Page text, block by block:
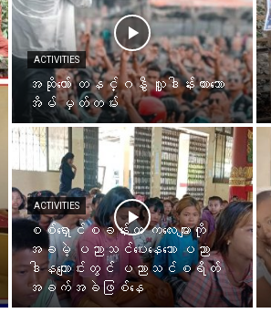
ACTIVITIES
အဆိုတော် တနင်္ဂနွီ လှူဒါန်းထားသော
အိမ် မှတ်တမ်း
ACTIVITIES
စစ်ရှောင်စခန်းက ကလေးများကို
အခမဲ့ ပညာသင်ပေးနေသော ပညာ
ဒါနကျောင်းတွင် ပညာသင်စရိတ်
အခက်အခဲဖြစ်နေ